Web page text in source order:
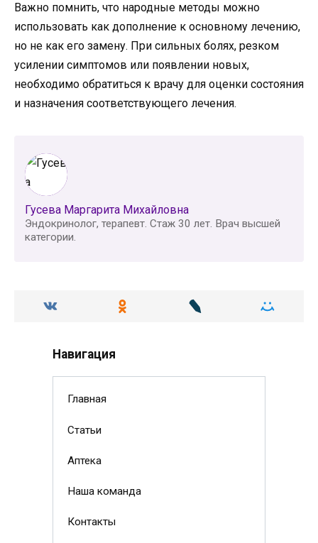
Важно помнить, что народные методы можно
использовать как дополнение к основному лечению,
но не как его замену. При сильных болях, резком
усилении симптомов или появлении новых,
необходимо обратиться к врачу для оценки состояния
и назначения соответствующего лечения.
Гусева Маргарита Михайловна
Эндокринолог, терапевт. Стаж 30 лет. Врач высшей
категории.
Навигация
Главная
Статьи
Аптека
Наша команда
Контакты